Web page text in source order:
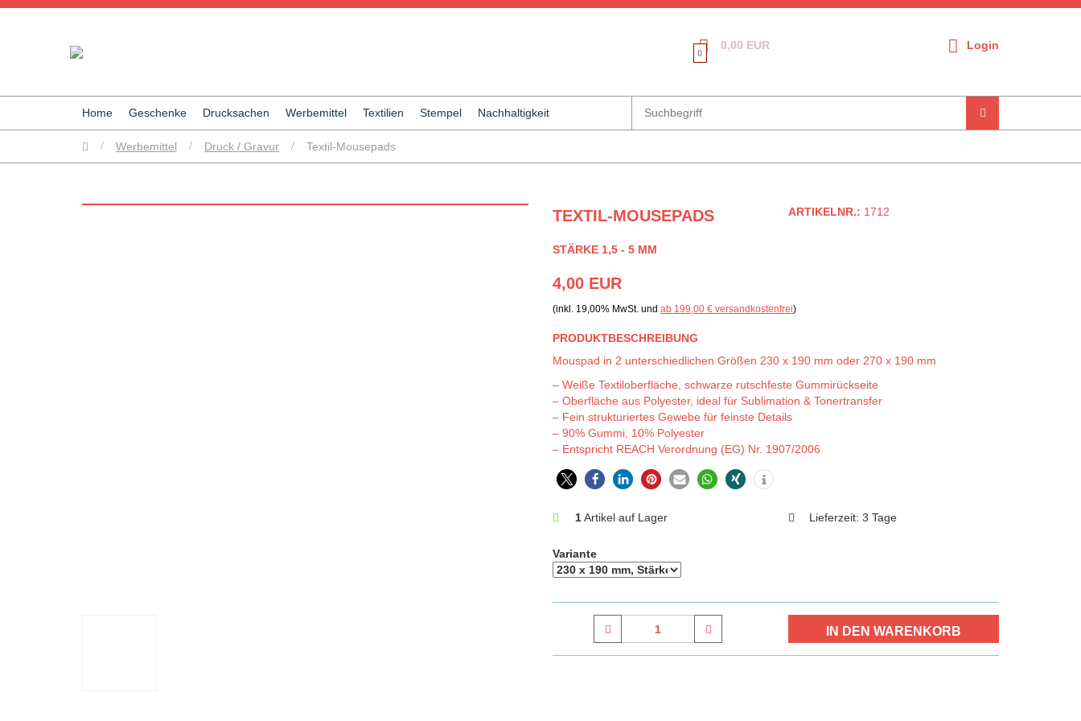
0,00 EUR
0
Login
Home Geschenke Drucksachen Werbemittel Textilien Stempel Nachhaltigkeit
/ Werbemittel / Druck / Gravur / Textil-Mousepads
TEXTIL-MOUSEPADS
STÄRKE 1,5 - 5 MM
ARTIKELNR.: 1712
4,00 EUR
(inkl. 19,00% MwSt. und ab 199,00 € versandkostenfrei)
PRODUKTBESCHREIBUNG
Mouspad in 2 unterschiedlichen Größen 230 x 190 mm oder 270 x 190 mm
– Weiße Textiloberfläche, schwarze rutschfeste Gummirückseite
– Oberfläche aus Polyester, ideal für Sublimation & Tonertransfer
– Fein strukturiertes Gewebe für feinste Details
– 90% Gummi, 10% Polyester
– Entspricht REACH Verordnung (EG) Nr. 1907/2006
0
1Artikel auf Lager Lieferzeit: 3 Tage
Variante